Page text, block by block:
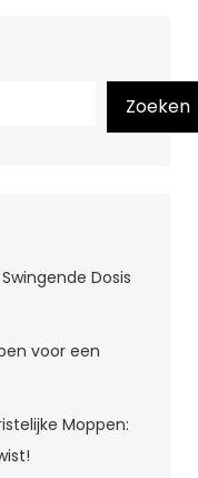
Zoeken
Dosis
voor een
Moppen: